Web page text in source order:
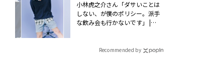
小林虎之介さん「ダサいことは
しない、が僕のポリシー。派手
な飲み会も行かないです」 |
Recommended by